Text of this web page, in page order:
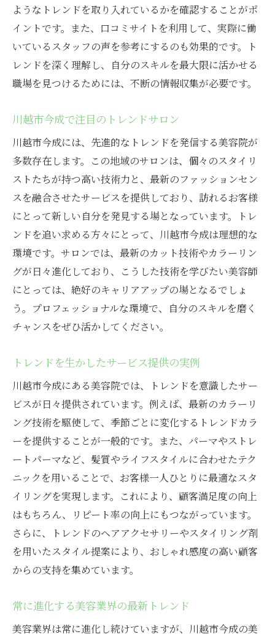
ようなトレンドを取り入れているかを確認することがポ
イントです。また、口コミサイトを利用して、実際に働
いているスタッフの声を参考にするのも効果的です。ト
レンドを深く理解し、自分のスキルを最大限に活かせる
職場を見つけるためには、不断の情報収集が必要です。
川越市今成で注目のトレンドサロン
川越市今成には、先進的なトレンドを発信する美容院が
多数存在します。この地域のサロンは、個々のスタイリ
ストたちが持つ高い技術力と、最新のファッションセン
スを融合させたサービスを提供しており、訪れるお客様
にとって新しい自分を発見する場となっています。トレ
ンドを追い求める方々にとって、川越市今成は理想的な
環境です。サロンでは、最新のカット技術やカラーリン
グが日々進化しており、こうした技術を学びたい美容師
にとっては、絶好のキャリアアップの場となるでしょ
う。プロフェッショナルな環境で、自分のスキルを磨く
チャンスをぜひ活かしてください。
トレンドを生かしたサービス提供の実例
川越市今成にある美容院では、トレンドを意識したサー
ビスが日々提供されています。例えば、最新のカラーリ
ング技術を駆使して、季節ごとに変化するトレンドカラ
ーを提供することが一般的です。また、パーマやストレ
ートパーマなど、髪質やライフスタイルに合わせたテク
ニックを用いることで、お客様一人ひとりに最適なスタ
イリングを実現します。これにより、顧客満足度の向上
はもちろん、リピート率の向上にもつながっています。
さらに、トレンドのヘアアクセサリーやスタイリング剤
を用いたスタイル提案により、おしゃれ感度の高い顧客
からの支持を集めています。
常に進化する美容業界の最新トレンド
美容業界は常に進化し続けていますが、川越市今成の美